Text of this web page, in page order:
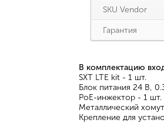
SKU Vendor
Гарантия
В комплектацию
SXT LTE kit - 1 шт.
Блок питания 24 В,
PoE-инжектор - 1 шт.
Металлический
Крепление для